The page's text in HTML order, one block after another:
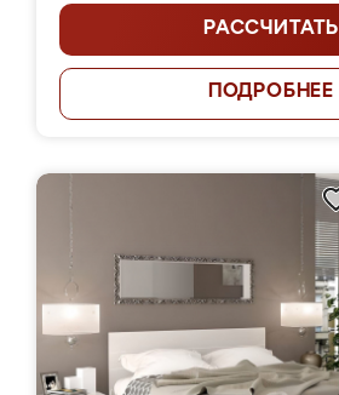
РАССЧИТАТЬ
ПОДРОБНЕЕ